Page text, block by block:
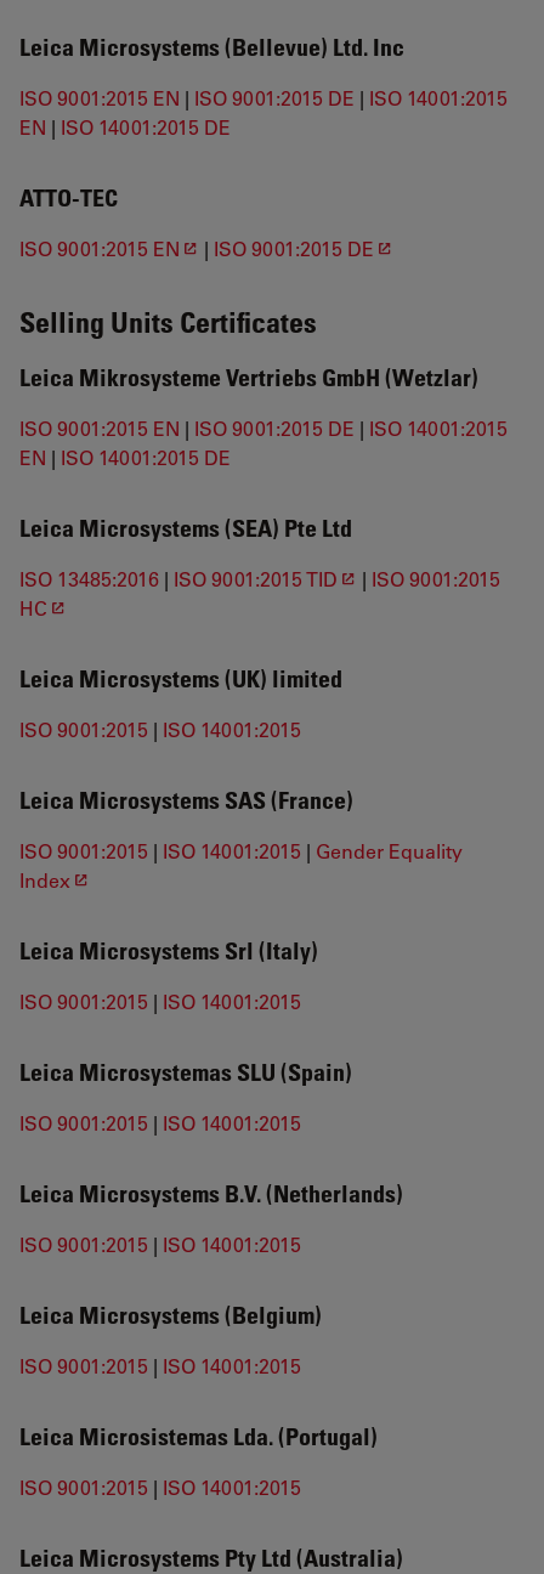
Leica Microsystems (Bellevue) Ltd. Inc
ISO 9001:2015 EN | ISO 9001:2015 DE | ISO 14001:2015
EN | ISO 14001:2015 DE
ATTO-TEC
ISO 9001:2015 EN | ISO 9001:2015 DE
Selling Units Certificates
Leica Mikrosysteme Vertriebs GmbH (Wetzlar)
ISO 9001:2015 EN | ISO 9001:2015 DE | ISO 14001:2015
EN | ISO 14001:2015 DE
Leica Microsystems (SEA) Pte Ltd
ISO 13485:2016 | ISO 9001:2015 TID | ISO 9001:2015
HC
Leica Microsystems (UK) limited
ISO 9001:2015 | ISO 14001:2015
Leica Microsystems SAS (France)
ISO 9001:2015 | ISO 14001:2015 | Gender Equality
Index
Leica Microsystems Srl (Italy)
ISO 9001:2015 | ISO 14001:2015
Leica Microsystemas SLU (Spain)
ISO 9001:2015 | ISO 14001:2015
Leica Microsystems B.V. (Netherlands)
ISO 9001:2015 | ISO 14001:2015
Leica Microsystems (Belgium)
ISO 9001:2015 | ISO 14001:2015
Leica Microsistemas Lda. (Portugal)
ISO 9001:2015 | ISO 14001:2015
Leica Microsystems Pty Ltd (Australia)